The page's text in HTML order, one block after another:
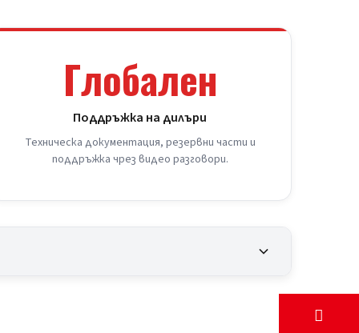
Глобален
Поддръжка на дилъри
Техническа документация, резервни части и
поддръжка чрез видео разговори.